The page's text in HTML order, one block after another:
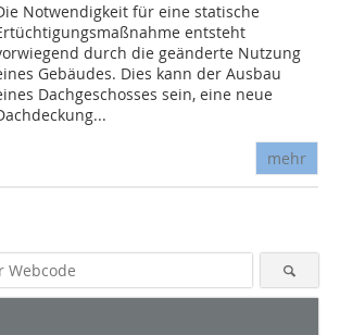
Notwendigkeit für eine statische
entsteht
durch die geänderte Nutzung
Gebäudes. Dies kann der Ausbau
Dachgeschosses sein, eine neue
mehr